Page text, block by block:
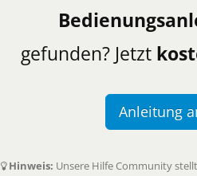
gefunden? Jetzt
Anleitung
Hinweis: Unsere Hilfe Community